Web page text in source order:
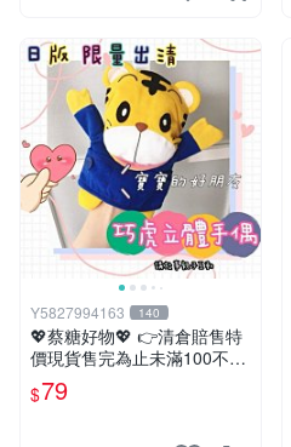
Y5827994163 140
💖蔡糖好物💖 👉清倉賠售特
價現貨售完為止未滿100不出
貨唷🔥❤️不帶配飾純手偶日版
巧虎刷牙手偶❤️親子互動說故
$79